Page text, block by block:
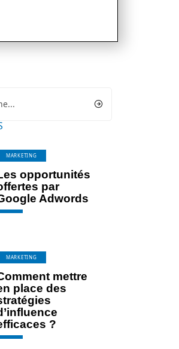
MARKETING
opportunités
par
Adwords
MARKETING
mettre
place des
?